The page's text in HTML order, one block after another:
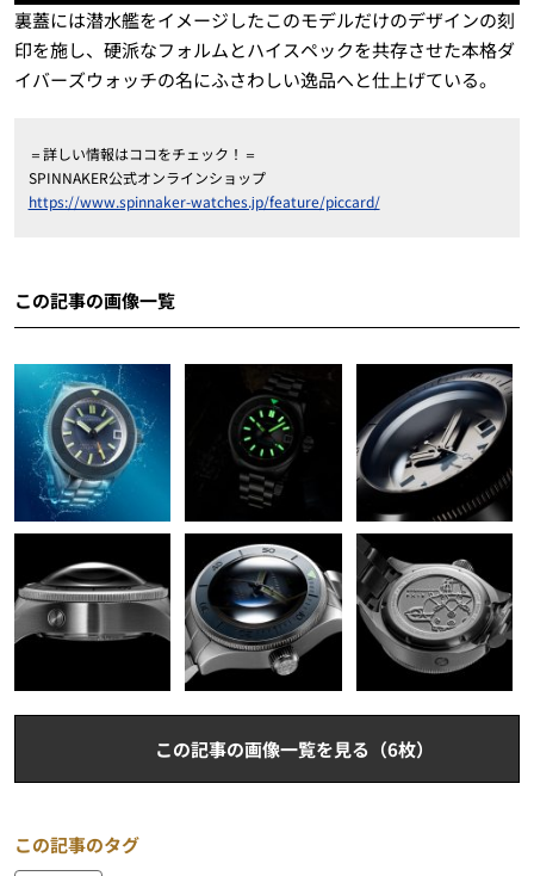
裏蓋には潜水艦をイメージしたこのモデルだけのデザインの刻
印を施し、硬派なフォルムとハイスペックを共存させた本格ダ
イバーズウォッチの名にふさわしい逸品へと仕上げている。
＝詳しい情報はココをチェック！＝
SPINNAKER公式オンラインショップ
https://www.spinnaker-watches.jp/feature/piccard/
この記事の画像一覧
この記事の画像一覧を見る（6枚）
この記事のタグ